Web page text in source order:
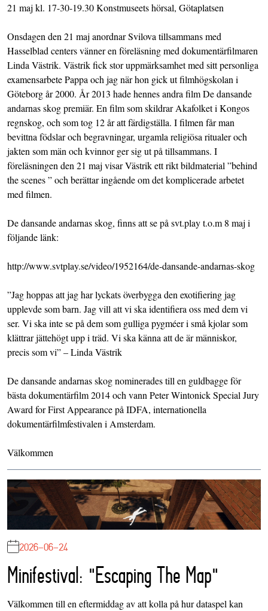
21 maj kl. 17-30-19.30 Konstmuseets hörsal, Götaplatsen
Onsdagen den 21 maj anordnar Svilova tillsammans med
Hasselblad centers vänner en föreläsning med dokumentärfilmaren
Linda Västrik. Västrik fick stor uppmärksamhet med sitt personliga
examensarbete Pappa och jag när hon gick ut filmhögskolan i
Göteborg år 2000. År 2013 hade hennes andra film De dansande
andarnas skog premiär. En film som skildrar Akafolket i Kongos
regnskog, och som tog 12 år att färdigställa. I filmen får man
bevittna födslar och begravningar, urgamla religiösa ritualer och
jakten som män och kvinnor ger sig ut på tillsammans. I
föreläsningen den 21 maj visar Västrik ett rikt bildmaterial ”behind
the scenes ” och berättar ingående om det komplicerade arbetet
med filmen.
De dansande andarnas skog, finns att se på svt.play t.o.m 8 maj i
följande länk:
http://www.svtplay.se/video/1952164/de-dansande-andarnas-skog
”Jag hoppas att jag har lyckats överbygga den exotifiering jag
upplevde som barn. Jag vill att vi ska identifiera oss med dem vi
ser. Vi ska inte se på dem som gulliga pygméer i små kjolar som
klättrar jättehögt upp i träd. Vi ska känna att de är människor,
precis som vi” – Linda Västrik
De dansande andarnas skog nominerades till en guldbagge för
bästa dokumentärfilm 2014 och vann Peter Wintonick Special Jury
Award for First Appearance på IDFA, internationella
dokumentärfilmfestivalen i Amsterdam.
Välkommen
2026-06-24
Minifestival: "Escaping The Map"
Välkommen till en eftermiddag av att kolla på hur dataspel kan